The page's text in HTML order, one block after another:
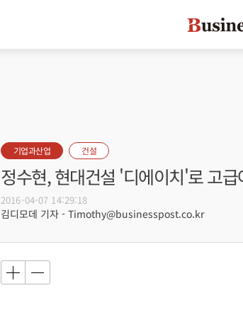
기업과산업 건설
정수현, 현대건설 '디에이치'로 고
2016-04-07 14:29:18
김디모데 기자 - Timothy@businesspost.co.kr